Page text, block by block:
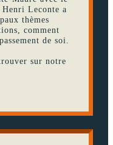
Henri Leconte a
thèmes
comment
de soi.
sur notre